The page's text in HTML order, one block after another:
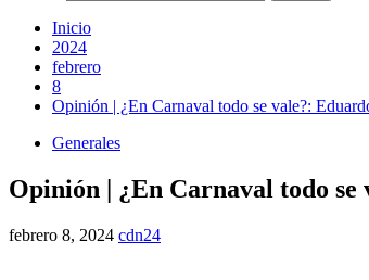
Inicio
2024
febrero
8
Opinión | ¿En Carnaval todo se vale?:
Generales
Opinión | ¿En Carnaval todo se
febrero 8, 2024 cdn24